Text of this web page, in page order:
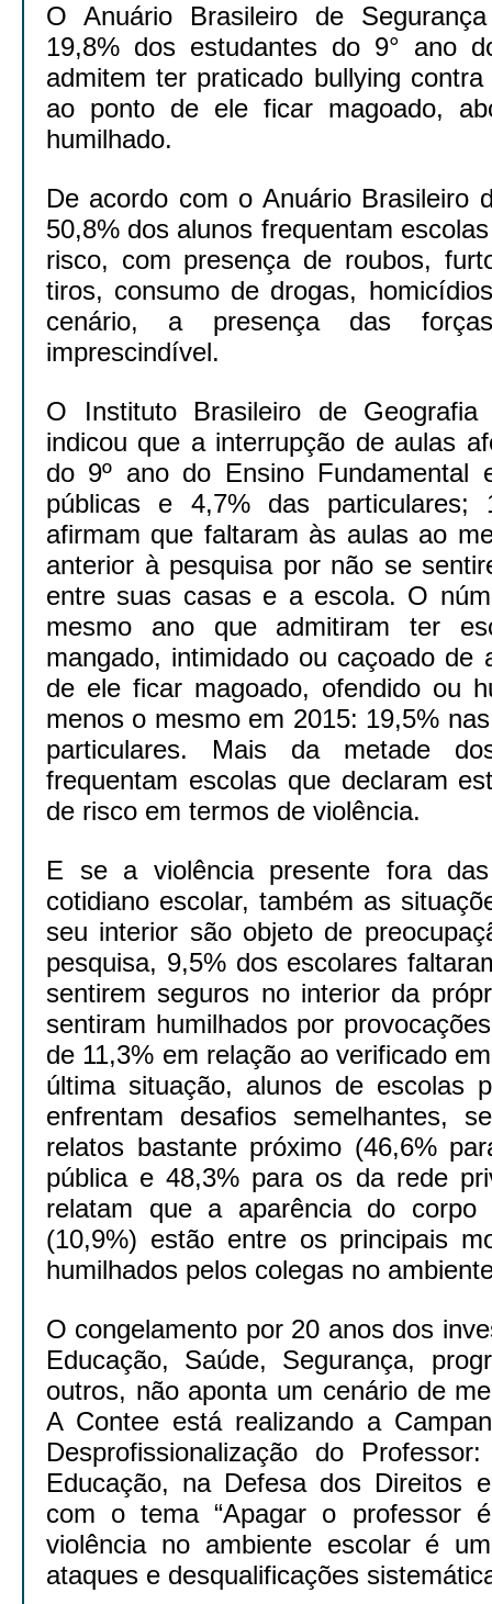
O Anuário Brasileiro de
19,8% dos estudantes do 9° ano
admitem ter praticado bullying
ao ponto de ele ficar magoado,
humilhado.
De acordo com o Anuário Brasileiro
50,8% dos alunos frequentam
risco, com presença de roubos,
tiros, consumo de drogas,
cenário, a presença das
imprescindível.
O Instituto Brasileiro de
indicou que a interrupção de aulas
do 9º ano do Ensino Fundamental
públicas e 4,7% das particulares;
afirmam que faltaram às aulas ao
anterior à pesquisa por não se
entre suas casas e a escola. O
mesmo ano que admitiram ter
mangado, intimidado ou caçoado de
de ele ficar magoado, ofendido ou
menos o mesmo em 2015: 19,5%
particulares. Mais da metade
frequentam escolas que declaram
de risco em termos de violência.
E se a violência presente fora
cotidiano escolar, também as
seu interior são objeto de
pesquisa, 9,5% dos escolares
sentirem seguros no interior da
sentiram humilhados por
de 11,3% em relação ao verificado
última situação, alunos de escolas
enfrentam desafios semelhantes,
relatos bastante próximo (46,6%
pública e 48,3% para os da rede
relatam que a aparência do
(10,9%) estão entre os principais
humilhados pelos colegas no
O congelamento por 20 anos dos
Educação, Saúde, Segurança,
outros, não aponta um cenário de
A Contee está realizando a
Desprofissionalização do
Educação, na Defesa dos Direitos
com o tema “Apagar o professor
violência no ambiente escolar é
ataques e desqualificações